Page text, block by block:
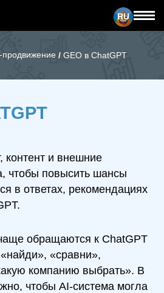
RU
продвижение / GEO в ChatGPT
контент и внешние
чтобы повысить шансы
в ответах, рекомендациях
обращаются к ChatGPT
«сравни»,
компанию выбрать». В
чтобы AI-система могла